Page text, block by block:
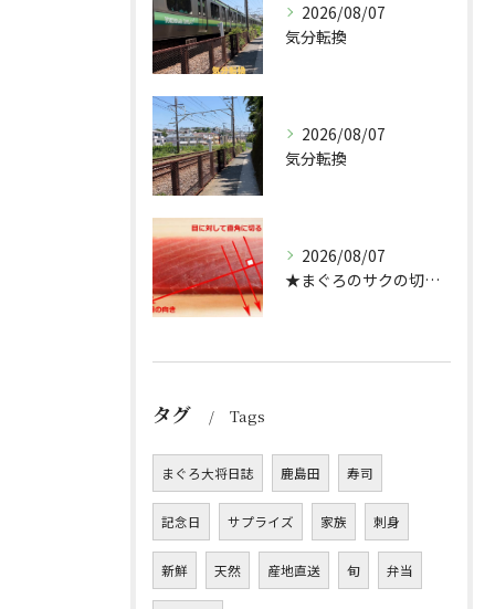
2026/08/07
気分転換
2026/08/07
気分転換
2026/08/07
★まぐろのサクの切り方★
タグ Tags
まぐろ大将日誌 鹿島田 寿司
記念日 サプライズ 家族 刺身
新鮮 天然 産地直送 旬 弁当